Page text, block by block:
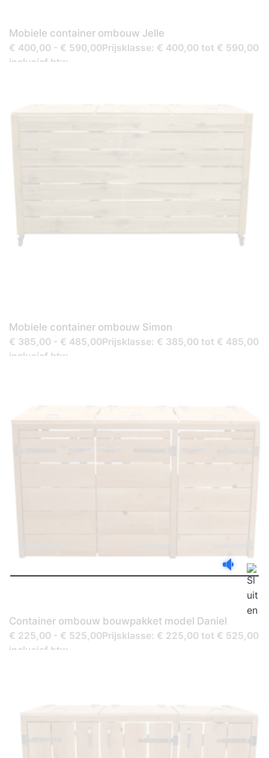
Mobiele container ombouw Jelle
€ 400,00 - € 590,00Prijsklasse: € 400,00 tot € 590,00
inclusief btw.
Mobiele container ombouw Simon
€ 385,00 - € 485,00Prijsklasse: € 385,00 tot € 485,00
inclusief btw.
Container ombouw bouwpakket model Daniel
€ 225,00 - € 525,00Prijsklasse: € 225,00 tot € 525,00
inclusief btw.